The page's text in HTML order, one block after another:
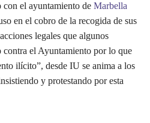
el ayuntamiento de Marbella
en el cobro de la recogida de sus
legales que algunos
contra el Ayuntamiento por lo que
ilícito”, desde IU se anima a los
y protestando por esta